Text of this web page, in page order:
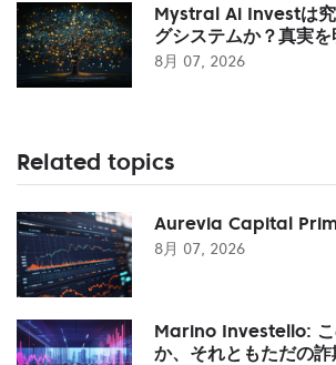
Mystral Ai Investは
グシステムか？真実を
8月 07, 2026
Related topics
Aurevia Capital
8月 07, 2026
Marino Investello: こ
か、それともただの詐